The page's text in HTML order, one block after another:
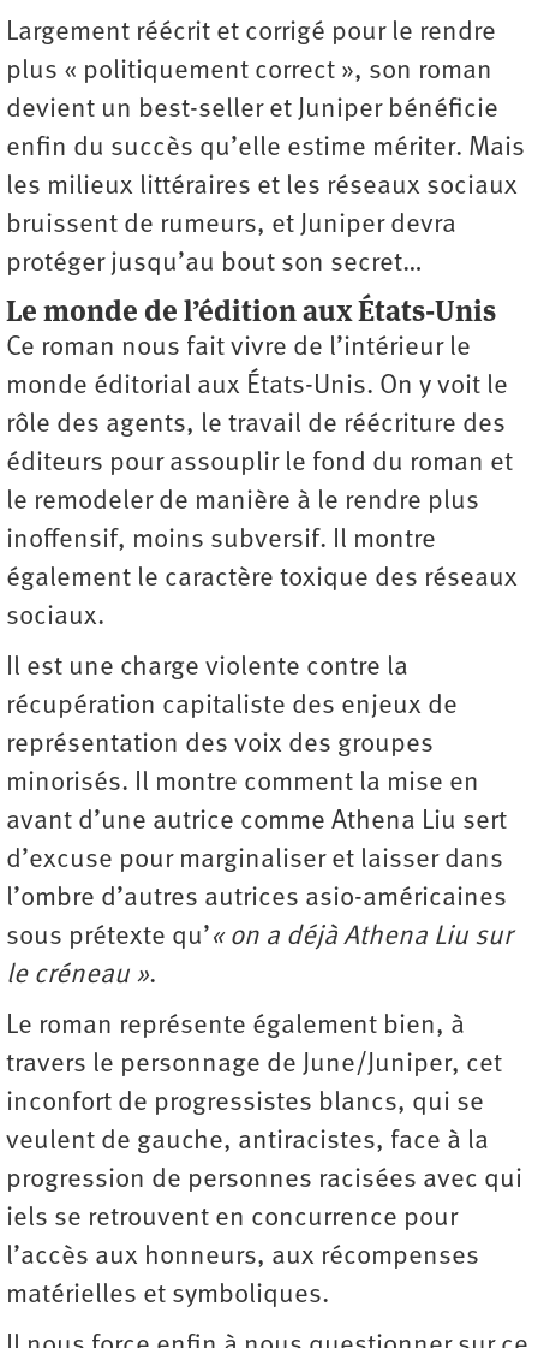
Largement réécrit et corrigé pour le rendre
plus « politiquement correct », son roman
devient un best-seller et Juniper bénéficie
enfin du succès qu’elle estime mériter. Mais
les milieux littéraires et les réseaux sociaux
bruissent de rumeurs, et Juniper devra
protéger jusqu’au bout son secret…
Le monde de l’édition aux États-Unis
Ce roman nous fait vivre de l’intérieur le
monde éditorial aux États-Unis. On y voit le
rôle des agents, le travail de réécriture des
éditeurs pour assouplir le fond du roman et
le remodeler de manière à le rendre plus
inoffensif, moins subversif. Il montre
également le caractère toxique des réseaux
sociaux.
Il est une charge violente contre la
récupération capitaliste des enjeux de
représentation des voix des groupes
minorisés. Il montre comment la mise en
avant d’une autrice comme Athena Liu sert
d’excuse pour marginaliser et laisser dans
l’ombre d’autres autrices asio-américaines
sous prétexte qu’« on a déjà Athena Liu sur
le créneau ».
Le roman représente également bien, à
travers le personnage de June/Juniper, cet
inconfort de progressistes blancs, qui se
veulent de gauche, antiracistes, face à la
progression de personnes racisées avec qui
iels se retrouvent en concurrence pour
l’accès aux honneurs, aux récompenses
matérielles et ­symboliques.